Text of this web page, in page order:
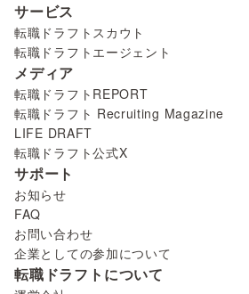
サービス
転職ドラフトスカウト
転職ドラフトエージェント
メディア
転職ドラフトREPORT
転職ドラフト Recruiting Magazine
LIFE DRAFT
転職ドラフト公式X
サポート
お知らせ
FAQ
お問い合わせ
企業としての参加について
転職ドラフトについて